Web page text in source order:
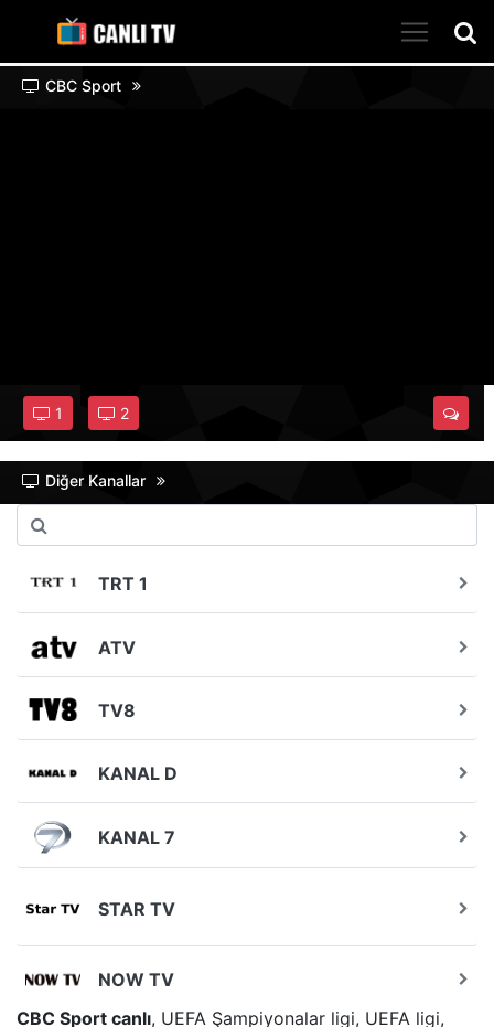
CBC Sport
1 2
Diğer Kanallar
TRT 1
ATV
TV8
KANAL D
KANAL 7
STAR TV
NOW TV
CBC Sport canlı, UEFA Şampiyonalar ligi, UEFA ligi,